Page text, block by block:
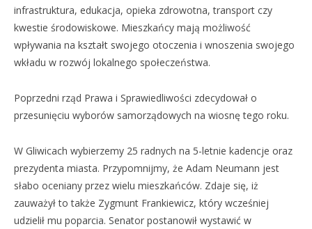
infrastruktura, edukacja, opieka zdrowotna, transport czy
kwestie środowiskowe. Mieszkańcy mają możliwość
wpływania na kształt swojego otoczenia i wnoszenia swojego
wkładu w rozwój lokalnego społeczeństwa.
Poprzedni rząd Prawa i Sprawiedliwości zdecydował o
przesunięciu wyborów samorządowych na wiosnę tego roku.
W Gliwicach wybierzemy 25 radnych na 5-letnie kadencje oraz
prezydenta miasta. Przypomnijmy, że Adam Neumann jest
słabo oceniany przez wielu mieszkańców. Zdaje się, iż
zauważył to także Zygmunt Frankiewicz, który wcześniej
udzielił mu poparcia. Senator postanowił wystawić w